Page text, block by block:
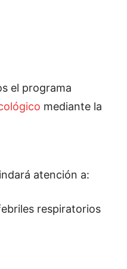
el programa
mediante la
atención a:
respiratorios